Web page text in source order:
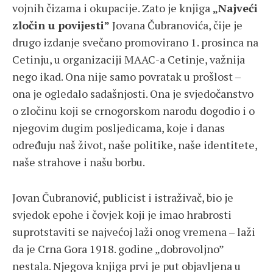
vojnih čizama i okupacije. Zato je knjiga „Najveći
zločin u povijesti” Jovana Čubranovića, čije je
drugo izdanje svečano promovirano 1. prosinca na
Cetinju, u organizaciji MAAC-a Cetinje, važnija
nego ikad. Ona nije samo povratak u prošlost –
ona je ogledalo sadašnjosti. Ona je svjedočanstvo
o zločinu koji se crnogorskom narodu dogodio i o
njegovim dugim posljedicama, koje i danas
određuju naš život, naše politike, naše identitete,
naše strahove i našu borbu.
Jovan Čubranović, publicist i istraživač, bio je
svjedok epohe i čovjek koji je imao hrabrosti
suprotstaviti se najvećoj laži onog vremena – laži
da je Crna Gora 1918. godine „dobrovoljno”
nestala. Njegova knjiga prvi je put objavljena u